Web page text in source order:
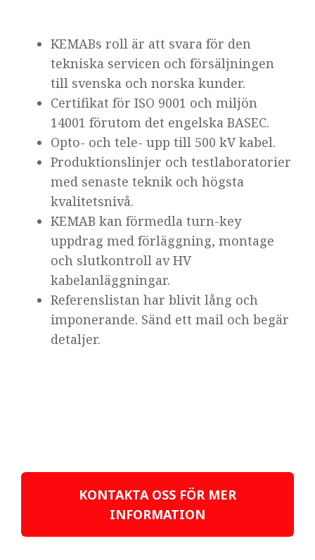
KEMABs roll är att svara för den
tekniska servicen och försäljningen
till svenska och norska kunder.
Certifikat för ISO 9001 och miljön
14001 förutom det engelska BASEC.
Opto- och tele- upp till 500 kV kabel.
Produktionslinjer och testlaboratorier
med senaste teknik och högsta
kvalitetsnivå.
KEMAB kan förmedla turn-key
uppdrag med förläggning, montage
och slutkontroll av HV
kabelanläggningar.
Referenslistan har blivit lång och
imponerande. Sänd ett mail och begär
detaljer.
KONTAKTA OSS FÖR MER
INFORMATION